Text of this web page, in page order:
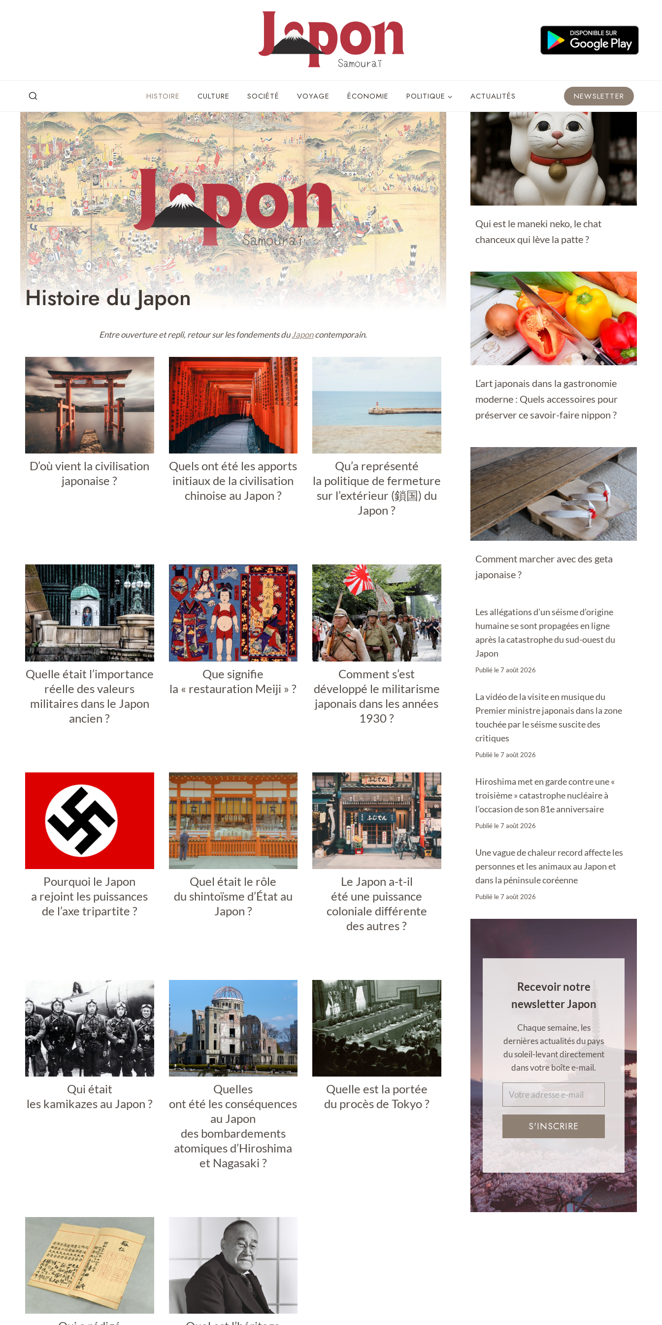
HISTOIRE CULTURE SOCIÉTÉ VOYAGE ÉCONOMIE POLITIQUE ACTUALITÉS NEWSLETTER
Histoire du Japon
Entre ouverture et repli, retour sur les fondements duJaponcontemporain.
D’où vient la civilisation
japonaise ?
Quels ont été les apports
initiaux de la civilisation
chinoise au Japon ?
Qu’a représenté
la politique de fermeture
sur l’extérieur (鎖国) du
Japon ?
Quelle était l’importance
réelle des valeurs
militaires dans le Japon
ancien ?
Que signifie
la « restauration Meiji » ?
Comment s’est
développé le militarisme
japonais dans les années
1930 ?
Pourquoi le Japon
a rejoint les puissances
de l’axe tripartite ?
Quel était le rôle
du shintoïsme d’État au
Japon ?
Le Japon a-t-il
été une puissance
coloniale différente
des autres ?
Qui était
les kamikazes au Japon ?
Quelles
ont été les conséquences
au Japon
des bombardements
atomiques d’Hiroshima
et Nagasaki ?
Quelle est la portée
du procès de Tokyo ?
Qui est le maneki neko, le chat
chanceux qui lève la patte ?
L’art japonais dans la gastronomie
moderne : Quels accessoires pour
préserver ce savoir-faire nippon ?
Comment marcher avec des geta
japonaise ?
Les allégations d’un séisme d’origine
humaine se sont propagées en ligne
après la catastrophe du sud-ouest du
Japon
Publié le7 août 2026
La vidéo de la visite en musique du
Premier ministre japonais dans la zone
touchée par le séisme suscite des
critiques
Publié le7 août 2026
Hiroshima met en garde contre une «
troisième » catastrophe nucléaire à
l’occasion de son 81e anniversaire
Publié le7 août 2026
Une vague de chaleur record affecte les
personnes et les animaux au Japon et
dans la péninsule coréenne
Publié le7 août 2026
Recevoir notre
newsletter Japon
Chaque semaine, les
dernières actualités du pays
du soleil-levant directement
dans votre boîte e-mail.
S'INSCRIRE